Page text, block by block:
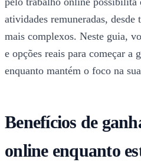
atividades remuneradas,
mais complexos. Neste guia,
e opções reais para começar a
enquanto mantém o foco na
Benefícios de
online enquanto